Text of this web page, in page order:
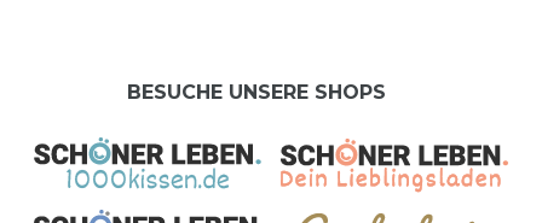
BESUCHE UNSERE SHOPS